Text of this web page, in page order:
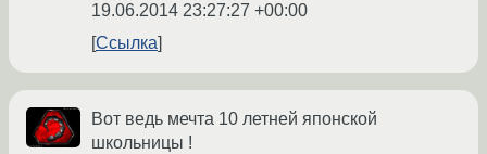
19.06.2014 23:27:27 +00:00
Ссылка
Вот ведь мечта 10 летней японской
школьницы !